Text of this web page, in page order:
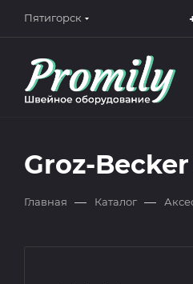
Пятигорск
Groz-Becker
Главная — Каталог —